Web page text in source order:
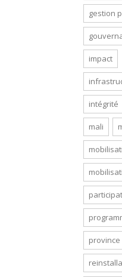
gestion
impact
intégrité
mali